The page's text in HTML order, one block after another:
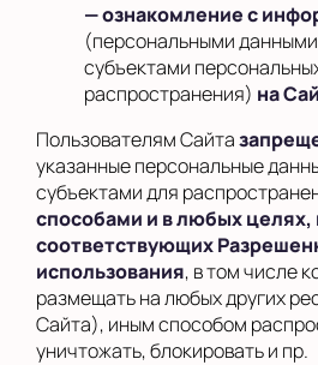
— ознакомление с
(персональными
субъектами
распространения) на
Пользователям Сайта
указанные персональные
субъектами для
способами и в любых целях,
соответствующих
использования, в том числе
размещать на любых других
Сайта), иным способом
уничтожать, блокировать и пр.